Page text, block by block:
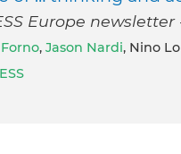
Europe newsletter
, Jason Nardi, Nino